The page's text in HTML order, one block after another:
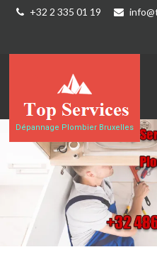
+32 2 335 01 19
Dépannage Plombier Bruxelles